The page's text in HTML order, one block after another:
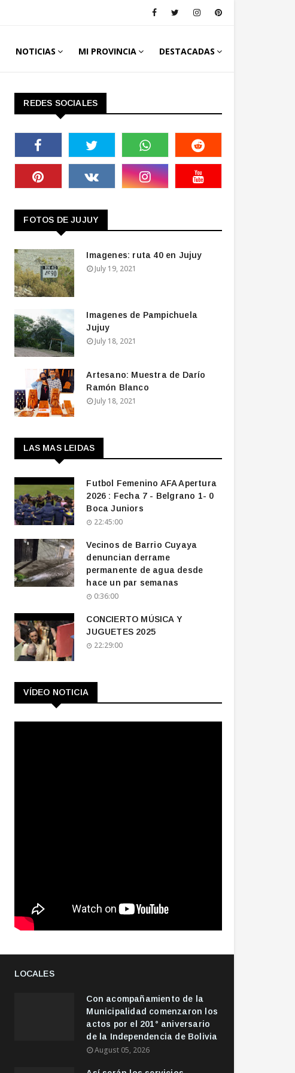
NOTICIAS MI PROVINCIA DESTACADAS
REDES SOCIALES
FOTOS DE JUJUY
Imagenes: ruta 40 en Jujuy
July 19, 2021
Imagenes de Pampichuela
Jujuy
July 18, 2021
Artesano: Muestra de Darío
Ramón Blanco
July 18, 2021
LAS MAS LEIDAS
Futbol Femenino AFA Apertura
2026 : Fecha 7 - Belgrano 1- 0
Boca Juniors
22:45:00
Vecinos de Barrio Cuyaya
denuncian derrame
permanente de agua desde
hace un par semanas
0:36:00
CONCIERTO MÚSICA Y
JUGUETES 2025
22:29:00
VÍDEO NOTICIA
LOCALES
Con acompañamiento de la
Municipalidad comenzaron los
actos por el 201° aniversario
de la Independencia de Bolivia
August 05, 2026